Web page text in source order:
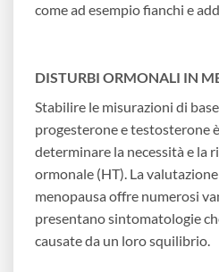
come ad esempio fianchi e
DISTURBI ORMONALI IN
Stabilire le misurazioni di
progesterone e testosterone
determinare la necessità e la
ormonale (HT). La
menopausa offre numerosi
presentano sintomatologie
causate da un loro squilibrio.